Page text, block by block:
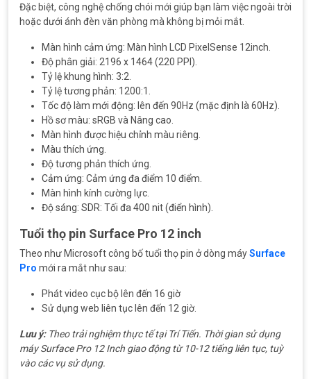
Đặc biệt, công nghệ chống chói mới giúp bạn làm việc ngoài trời
hoặc dưới ánh đèn văn phòng mà không bị mỏi mắt.
Màn hình cảm ứng: Màn hình LCD PixelSense 12inch.
Độ phân giải: 2196 x 1464 (220 PPI).
Tỷ lệ khung hình: 3:2.
Tỷ lệ tương phản: 1200:1.
Tốc độ làm mới động: lên đến 90Hz (mặc định là 60Hz).
Hồ sơ màu: sRGB và Nâng cao.
Màn hình được hiệu chỉnh màu riêng.
Màu thích ứng.
Độ tương phản thích ứng.
Cảm ứng: Cảm ứng đa điểm 10 điểm.
Màn hình kính cường lực.
Độ sáng: SDR: Tối đa 400 nit (điển hình).
Tuổi thọ pin Surface Pro 12 inch
Theo như Microsoft công bố tuổi thọ pin ở dòng máySurface
Pro mới ra mắt như sau:
Phát video cục bộ lên đến 16 giờ
Sử dụng web liên tục lên đến 12 giờ.
Lưu ý:Theo trải nghiệm thực tế tại Trí Tiến. Thời gian sử dụng
máy Surface Pro 12 Inch giao động từ 10-12 tiếng liên tục, tuỳ
vào các vụ sử dụng.